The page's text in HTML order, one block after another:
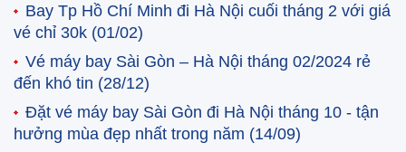
Bay Tp Hồ Chí Minh đi Hà Nội cuối tháng 2 với giá
vé chỉ 30k (01/02)
Vé máy bay Sài Gòn – Hà Nội tháng 02/2024 rẻ
đến khó tin (28/12)
Đặt vé máy bay Sài Gòn đi Hà Nội tháng 10 - tận
hưởng mùa đẹp nhất trong năm (14/09)